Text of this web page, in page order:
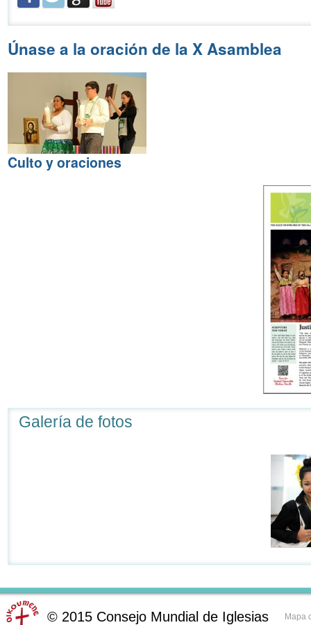
Únase a la oración de la X Asamblea
Culto y oraciones
Galería de fotos
© 2015 Consejo Mundial de Iglesias Mapa